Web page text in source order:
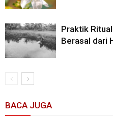
Praktik
Berasal dari
BACA JUGA